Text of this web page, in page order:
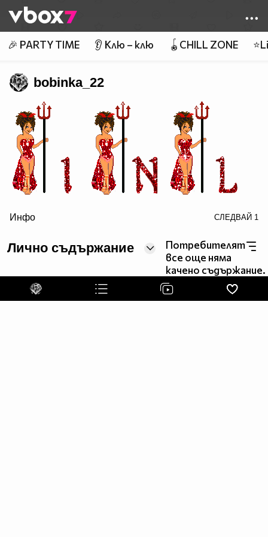
👾
🎉 PARTY TIME 👂 Клю – клю 🪀CHILL ZONE
bobinka_22
border=0>
Инфо СЛЕДВАЙ 1
Лично съдържание
Потребителят
все още няма
качено съдържание.